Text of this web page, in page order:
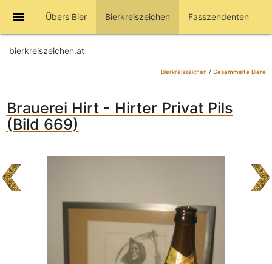
menu Übers Bier Bierkreiszeichen Fasszendenten
bierkreiszeichen.at
Bierkreiszeichen / Gesammelte Biere
Brauerei Hirt - Hirter Privat Pils
(Bild 669)